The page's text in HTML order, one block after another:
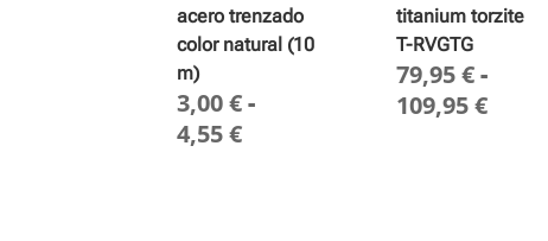
acero trenzado
color natural (10
m)
3,00€ -
4,55€Rango
titanium torzite
T-RVGTG
79,95€-
109,95€Rango